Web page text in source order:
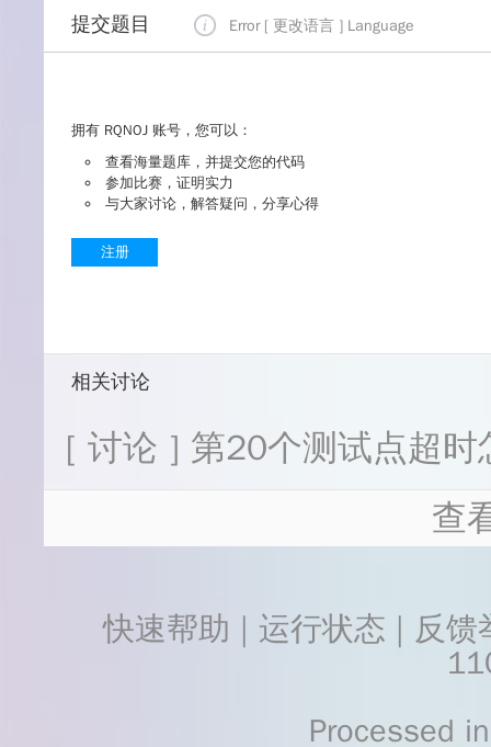
提交题目 Error [ 更改语言 ] Language
拥有 RQNOJ 账号，您可以：
查看海量题库，并提交您的代码
参加比赛，证明实力
与大家讨论，解答疑问，分享心得
注册
相关讨论
[ 讨论 ] 第20个测试点超
查
快速帮助 | 运行状态 | 反馈